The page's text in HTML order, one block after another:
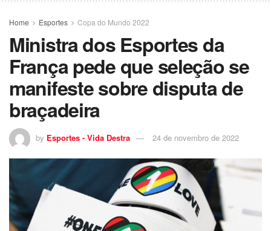
Home Esportes Copa do Mundo 2022
Ministra dos Esportes da
França pede que seleção se
manifeste sobre disputa de
braçadeira
by Esportes - Vida Destra 24 de novembro de 2022